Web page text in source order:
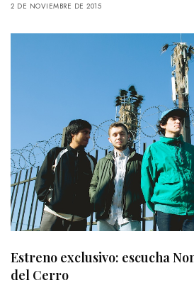
2 DE NOVIEMBRE DE 2015
Estreno exclusivo: escucha
del Cerro